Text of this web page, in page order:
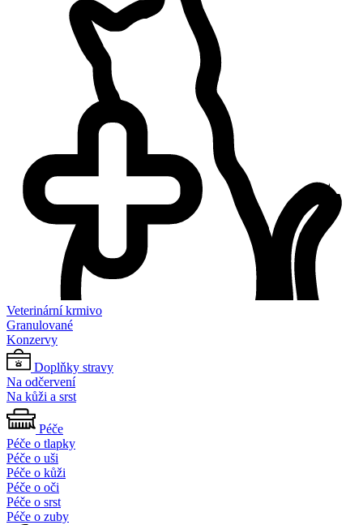
Veterinární krmivo
Granulované
Konzervy
Doplňky stravy
Na odčervení
Na kůži a srst
Péče
Péče o tlapky
Péče o uši
Péče o kůži
Péče o oči
Péče o srst
Péče o zuby